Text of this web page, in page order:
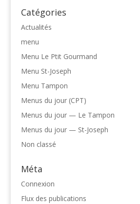
Catégories
Actualités
menu
Menu Le Ptit Gourmand
Menu St-Joseph
Menu Tampon
Menus du jour (CPT)
Menus du jour — Le Tampon
Menus du jour — St-Joseph
Non classé
Méta
Connexion
Flux des publications